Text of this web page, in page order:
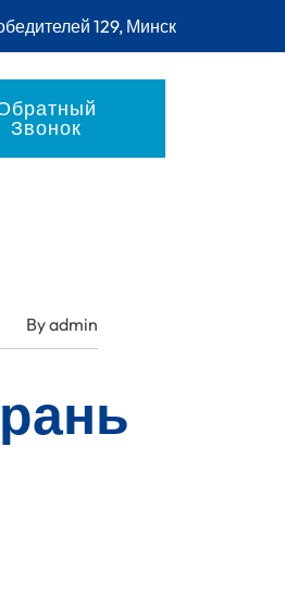
129, Минск
Звонок
Byadmin